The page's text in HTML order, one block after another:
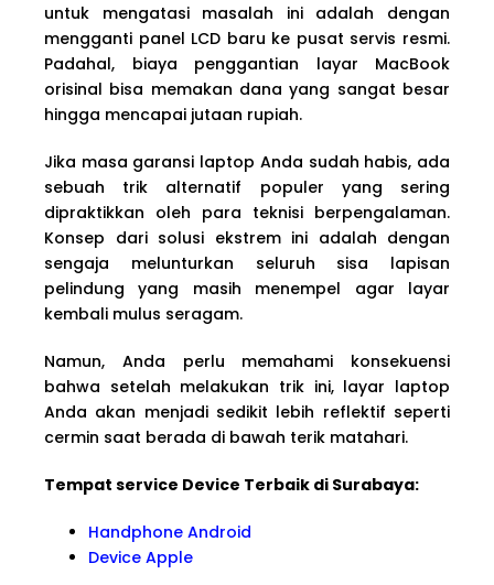
untuk mengatasi masalah ini adalah dengan
mengganti panel LCD baru ke pusat servis resmi.
Padahal, biaya penggantian layar MacBook
orisinal bisa memakan dana yang sangat besar
hingga mencapai jutaan rupiah.
Jika masa garansi laptop Anda sudah habis, ada
sebuah trik alternatif populer yang sering
dipraktikkan oleh para teknisi berpengalaman.
Konsep dari solusi ekstrem ini adalah dengan
sengaja melunturkan seluruh sisa lapisan
pelindung yang masih menempel agar layar
kembali mulus seragam.
Namun, Anda perlu memahami konsekuensi
bahwa setelah melakukan trik ini, layar laptop
Anda akan menjadi sedikit lebih reflektif seperti
cermin saat berada di bawah terik matahari.
Tempat service Device Terbaik di Surabaya:
Handphone Android
Device Apple